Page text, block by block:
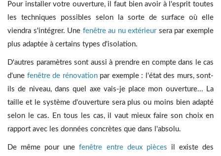
Pour installer votre ouverture, il faut bien avoir à l'esprit toutes
les techniques possibles selon la sorte de surface où elle
viendra s'intégrer. Une fenêtre au nu extérieursera par exemple
plus adaptée à certains types d'isolation.
D'autres paramètres sont aussi à prendre en compte dans le cas
d'une fenêtre de rénovationpar exemple : l'état des murs, sont-
ils de niveau, dans quel axe vais-je place mon ouverture... La
taille et le système d'ouverture sera plus ou moins bien adapté
selon le cas. En tous les cas, il vaut mieux faire son choix en
rapport avec les données concrètes que dans l'absolu.
De même pour unefenêtre entre deux pièces il existe des